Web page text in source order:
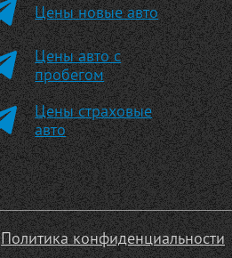
Цены новые авто
Цены авто с
пробегом
Цены страховые
авто
Политика конфиденциальности